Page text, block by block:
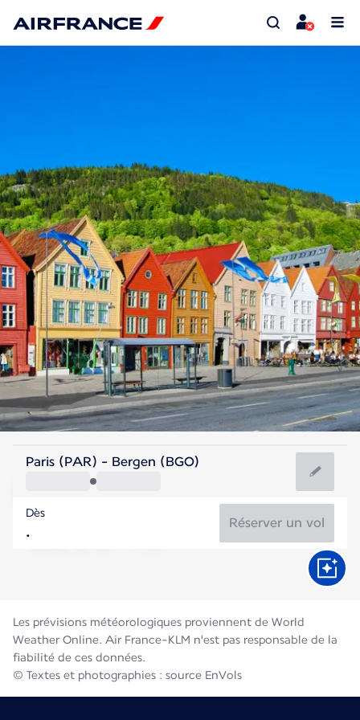
Norvège
Bergen
Norvège
Paris (PAR) - Bergen (BGO)
Dès
Réserver un vol
Les prévisions météorologiques proviennent de World
Weather Online. Air France-KLM n'est pas responsable de la
fiabilité de ces données.
© Textes et photographies : source EnVols